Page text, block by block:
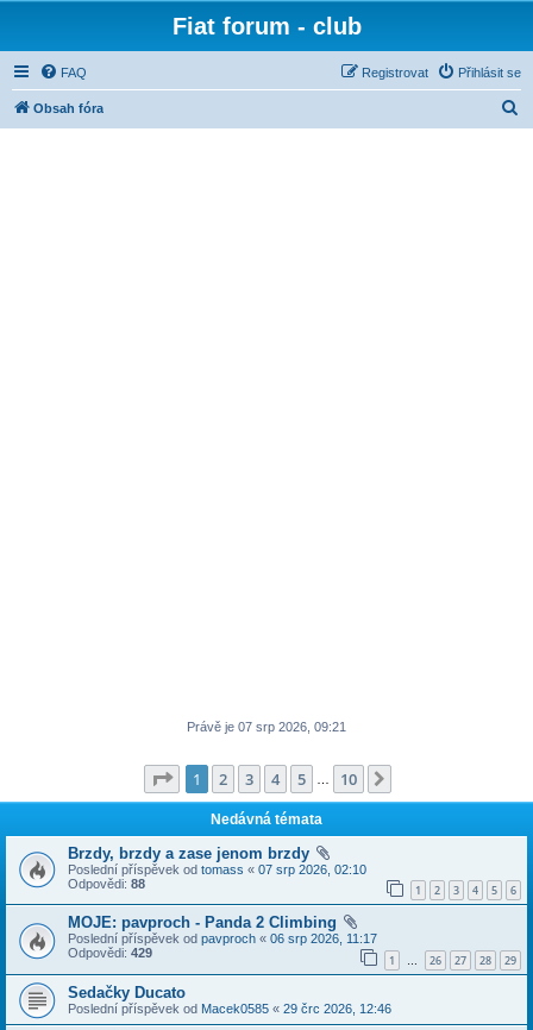
Fiat forum - club
FAQ Přihlásit se
Registrovat
Obsah fóra
Právě je 07 srp 2026, 09:21
Stránka z 10
1 2 3 4 5 10
Nedávná témata
Brzdy, brzdy a zase jenom brzdy
Poslední příspěvek od tomass « 07 srp 2026, 02:10
Odpovědi: 88 1 2 3 4 5 6
MOJE: pavproch - Panda 2 Climbing
Poslední příspěvek od pavproch « 06 srp 2026, 11:17
Odpovědi: 429 1 … 26 27 28 29
Sedačky Ducato
Poslední příspěvek od Macek0585 « 29 črc 2026, 12:46